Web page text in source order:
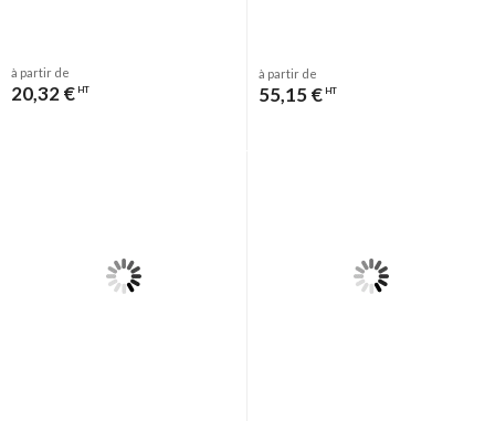
à partir de
20,32 € HT
à partir de
55,15 € HT